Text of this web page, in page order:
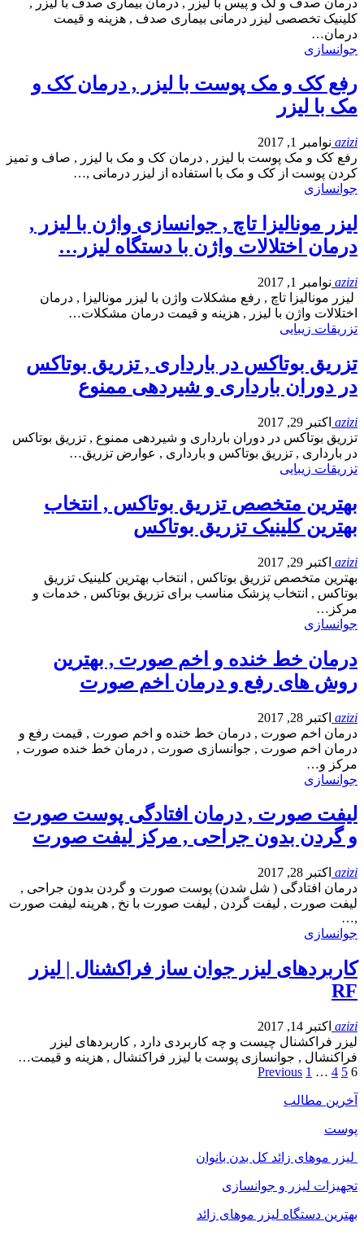
کلینیک تخصصی لیزر درمانی بیماری صدف , هزینه و قیمت
درمان…
جوانسازی
رفع کک و مک پوست با لیزر , درمان کک و
مک با لیزر
azizi نوامبر 1, 2017
رفع کک و مک پوست با لیزر , درمان کک و مک با لیزر , صاف و تمیز
کردن پوست از کک و مک با استفاده از لیزر درمانی ,…
جوانسازی
لیزر مونالیزا تاچ , جوانسازی واژن با لیزر ,
درمان اختلالات واژن با دستگاه لیزر…
azizi نوامبر 1, 2017
لیزر مونالیزا تاچ , رفع مشکلات واژن با لیزر مونالیزا , درمان
اختلالات واژن با لیزر , هزینه و قیمت درمان مشکلات…
تزریقات زیبایی
تزریق بوتاکس در بارداری , تزریق بوتاکس
در دوران بارداری و شیردهی ممنوع
azizi اکتبر 29, 2017
تزریق بوتاکس در دوران بارداری و شیردهی ممنوع , تزریق بوتاکس
در بارداری , تزریق بوتاکس و بارداری , عوارض تزریق…
تزریقات زیبایی
بهترین متخصص تزریق بوتاکس , انتخاب
بهترین کلینیک تزریق بوتاکس
azizi اکتبر 29, 2017
بهترین متخصص تزریق بوتاکس , انتخاب بهترین کلینیک تزریق
بوتاکس , انتخاب پزشک مناسب برای تزریق بوتاکس , خدمات و
مرکز…
جوانسازی
درمان خط خنده و اخم صورت , بهترین
روش های رفع و درمان اخم صورت
azizi اکتبر 28, 2017
درمان اخم صورت , درمان خط خنده و اخم صورت , قیمت رفع و
درمان اخم صورت , جوانسازی صورت , درمان خط خنده صورت ,
مرکز و…
جوانسازی
لیفت صورت , درمان افتادگی پوست صورت
و گردن بدون جراحی , مرکز لیفت صورت
azizi اکتبر 28, 2017
درمان افتادگی ( شل شدن) پوست صورت و گردن بدون جراحی ,
لیفت صورت , لیفت گردن , لیفت صورت با نخ , هرینه لیفت صورت
,…
جوانسازی
کاربردهای لیزر جوان ساز فراکشنال | لیزر
RF
azizi اکتبر 14, 2017
لیزر فراکشنال چیست و چه کاربردی دارد , کاربردهای لیزر
فراکنشال , جوانسازی پوست با لیزر فراکنشال , هزینه و قیمت…
Previous 1 … 4 5 6
آخرین مطالب
پوست
لیزر موهای زائد کل بدن بانوان
تجهیزات لیزر و جوانسازی
بهترین دستگاه لیزر موهای زائد